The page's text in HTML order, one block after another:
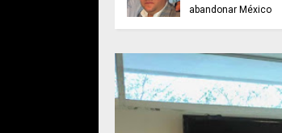
abandonar México